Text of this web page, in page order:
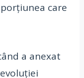
care
a anexat